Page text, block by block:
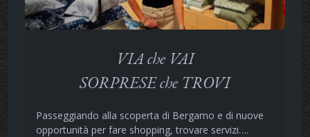
VIA che VAI
SORPRESE che TROVI
Passeggiando alla scoperta di Bergamo e di nuove
opportunità per fare shopping, trovare servizi….